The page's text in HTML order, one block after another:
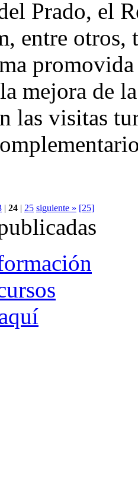
Prado, el
entre otros,
mejora de
las visitas
| 24 | 25 siguiente » [25]